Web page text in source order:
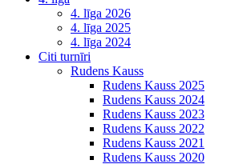
4. līga 2026
4. līga 2025
4. līga 2024
Citi turnīri
Rudens Kauss
Rudens Kauss 2025
Rudens Kauss 2024
Rudens Kauss 2023
Rudens Kauss 2022
Rudens Kauss 2021
Rudens Kauss 2020